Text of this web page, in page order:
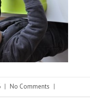
| No Comments |